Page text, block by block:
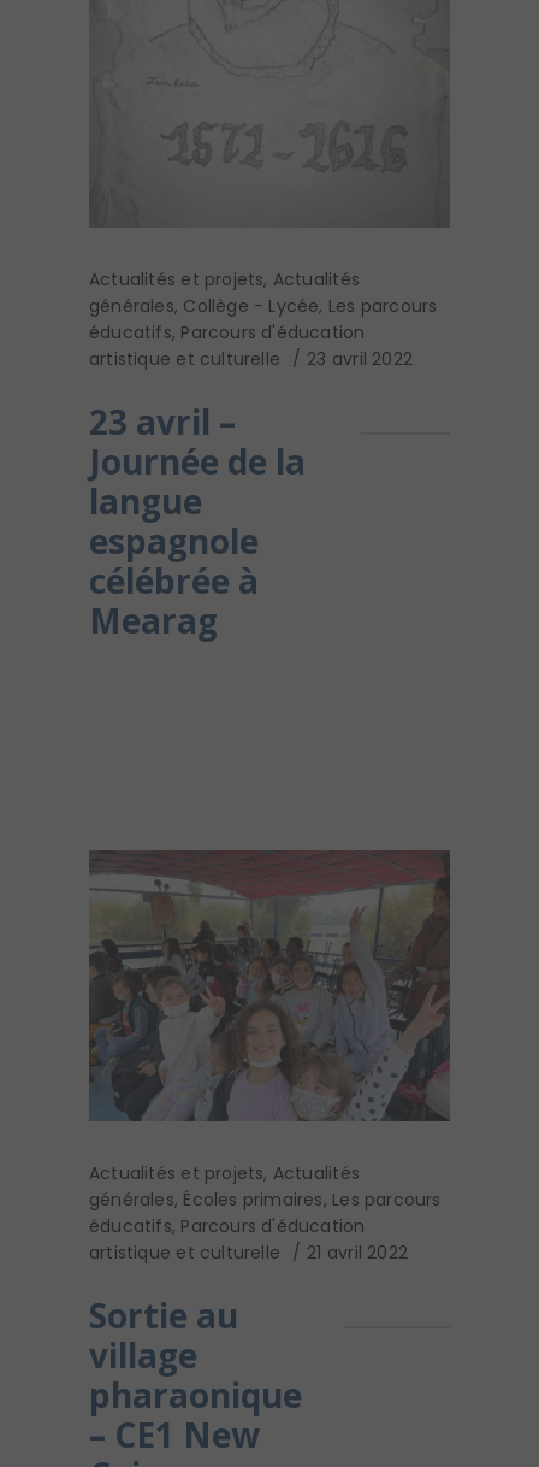
Actualités et projets, Actualités
générales, Collège - Lycée, Les parcours
éducatifs, Parcours d'éducation
artistique et culturelle
23 avril 2022
23 avril –
Journée de la
langue
espagnole
célébrée à
Mearag
Actualités et projets, Actualités
générales, Écoles primaires, Les parcours
éducatifs, Parcours d'éducation
artistique et culturelle
21 avril 2022
Sortie au
village
pharaonique
– CE1 New